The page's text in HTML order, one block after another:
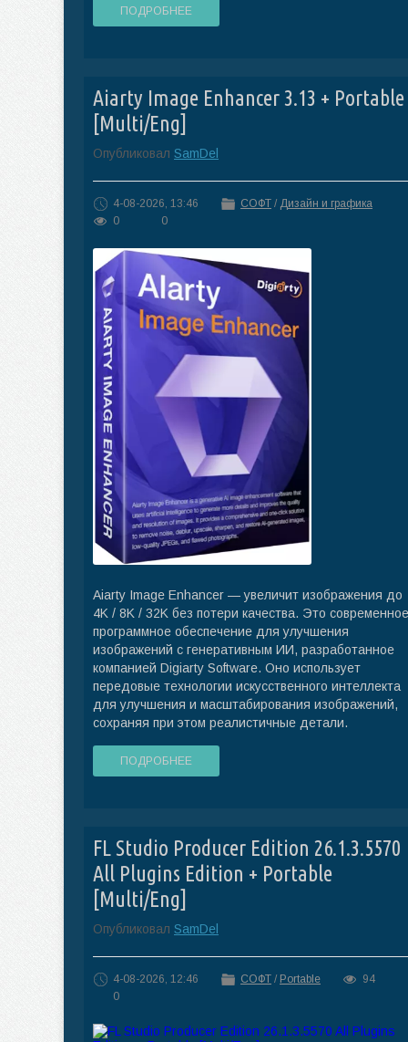
ПОДРОБНЕЕ
Aiarty Image Enhancer 3.13 + Portable
[Multi/Eng]
Опубликовал SamDel
4-08-2026, 13:46 СОФТ / Дизайн и графика
0
0
Aiarty Image Enhancer — увеличит изображения до
4K / 8K / 32K без потери качества. Это современное
программное обеспечение для улучшения
изображений с генеративным ИИ, разработанное
компанией Digiarty Software. Оно использует
передовые технологии искусственного интеллекта
для улучшения и масштабирования изображений,
сохраняя при этом реалистичные детали.
ПОДРОБНЕЕ
FL Studio Producer Edition 26.1.3.5570
All Plugins Edition + Portable
[Multi/Eng]
Опубликовал SamDel
4-08-2026, 12:46 СОФТ / Portable
94
0